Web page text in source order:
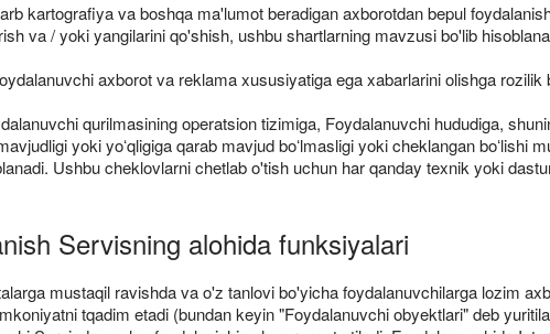
kartografiya va boshqa ma'lumot beradigan axborotdan bepul
va / yoki yangilarini qo'shish, ushbu shartlarning mavzusi bo'lib
axborot va reklama xususiyatiga ega xabarlarini olishga rozilik
qurilmasining operatsion tizimiga, Foydalanuvchi hududiga,
yoki yoʻqligiga qarab mavjud boʻlmasligi yoki cheklangan
Ushbu cheklovlarni chetlab o'tish uchun har qanday texnik yoki
Servisning alohida funksiyalari
mustaqil ravishda va o'z tanlovi bo'yicha foydalanuvchilarga lozim
tqadim etadi (bundan keyin "Foydalanuvchi obyektlari" deb